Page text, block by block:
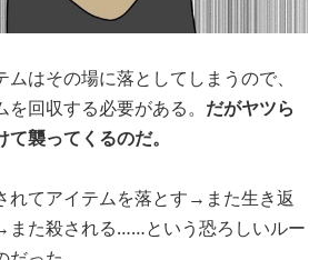
はその場に落としてしまうので、
回収する必要がある。 だがヤツら
襲ってくるのだ。
てアイテムを落とす→また生き返
また殺される……という恐ろしいルー